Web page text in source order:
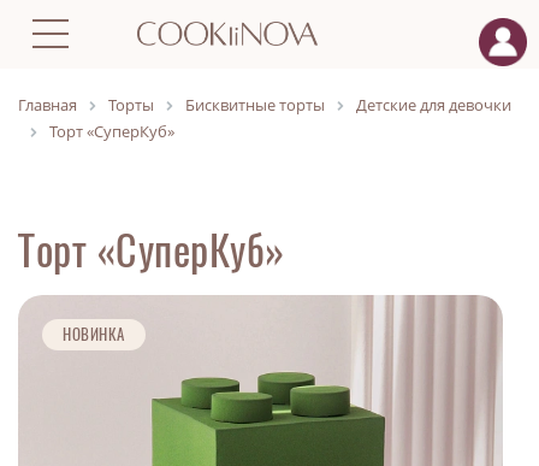
Главная Торты Бисквитные торты
Детские для девочки
Торт «СуперКуб»
Торт «СуперКуб»
НОВИНКА